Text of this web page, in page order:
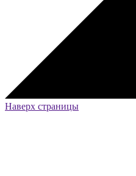
Наверх страницы